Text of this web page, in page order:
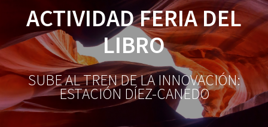
ACTIVIDAD FERIA DEL
LIBRO
SUBE AL TREN DE LA INNOVACIÓN:
ESTACIÓN DÍEZ-CANEDO